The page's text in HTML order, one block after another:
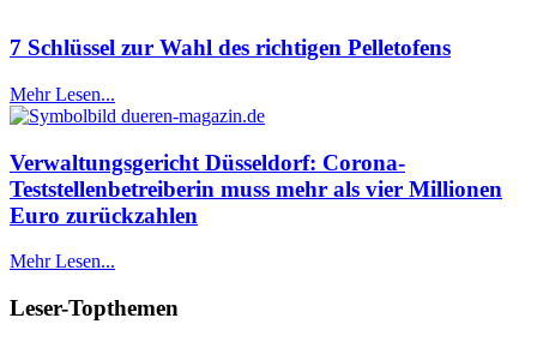
7 Schlüssel zur Wahl des richtigen Pelletofens
Mehr Lesen...
Verwaltungsgericht Düsseldorf: Corona-
Teststellenbetreiberin muss mehr als vier Millionen
Euro zurückzahlen
Mehr Lesen...
Leser-Topthemen